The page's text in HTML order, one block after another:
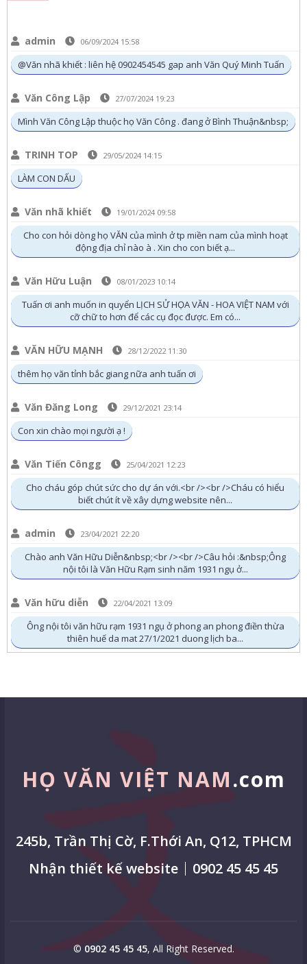
admin 06/09/2024 15:58
@Văn nhã khiết : liên hệ 0902454545 gap anh Văn Quý Minh Tuấn
Văn Công Lập 27/07/2024 19:23
Mình Văn Công Lập thuộc họ Văn Công . đang ở Bình Thuận&nbsp;
TRINH TOP 29/05/2024 14:15
LÀM CON DẤU
Văn nhã khiết 19/01/2024 09:58
Cho con hỏi dòng họ VĂN của mình ở tp miền nam của mình hoạt
động địa chỉ nào à . Xin cho con biết ạ...
Văn Hữu Luận 08/01/2023 10:14
Tuấn ơi anh muốn in quyển LỊCH SỬ HỌA VĂN - HOA VIỆT NAM với
cỡ chữ to hơn để các cụ đọc được. Em có...
VĂN HỮU MẠNH 28/12/2022 11:30
thêm họ văn tỉnh bắc giang nữa anh tuấn ơi
Văn Đăng Long 29/12/2021 23:14
Con xin chào mọi người ạ !
Văn Tiến Côngg 25/04/2021 12:23
Cho cháu góp chút sức cho dự án với.<br /><br />Cháu có hiểu
biết chút ít về xây dựng website nên...
admin 23/04/2021 22:20
Chào anh Văn Hữu Diễn&nbsp;<br /><br />Câu hỏi :&nbsp;Ông
nội tôi là Văn Hữu Rạm sinh năm 1931 ngụ ở...
Văn hữu diễn 22/04/2021 13:09
Ông nội tôi văn hữu rạm 1931 ngụ ở phong an phong điền thừa
thiên huế da mat 27/1/2021 duong lịch ba...
HỌ VĂN VIỆT NAM.com
245b, Trần Thị Cờ, F.Thới An, Q12, TPHCM
Nhận thiết kế website
0902 45 45 45
© 0902 45 45 45, All Right Reserved.